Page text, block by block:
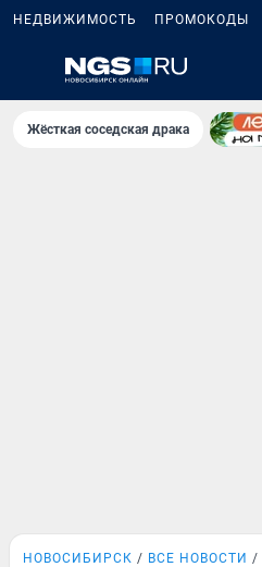
НЕДВИЖИМОСТЬ ПРОМОКОДЫ
Жёсткая соседская драка
НОВОСИБИРСК ВСЕ НОВОСТИ